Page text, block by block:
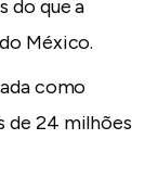
do que a
México.
como
de 24 milhões